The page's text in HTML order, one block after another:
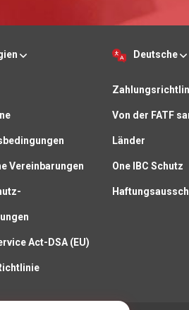
Deutsche
Vereinbarungen
Act-DSA (EU)
Von der FATF
Länder
One IBC Schutz